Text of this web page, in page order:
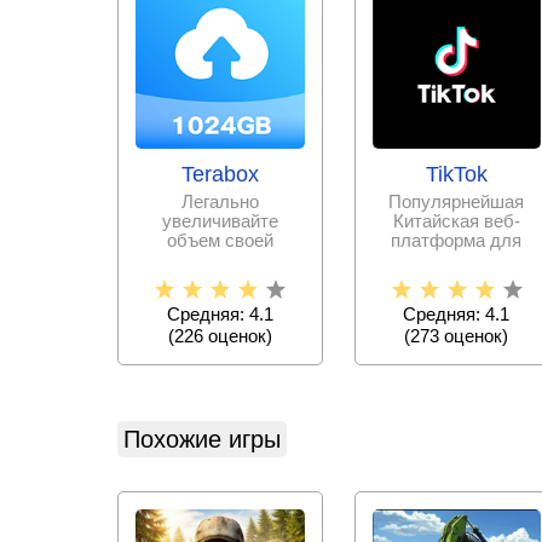
Terabox
Легально
увеличивайте
объем своей
всю необходимую
информацию и
Средняя: 4.1
(226оценок)
TikTok
Популярнейшая
Китайская веб-
платформа для
публикации
коротких
видеороликов
Средняя: 4.1
(273 оценок)
Похожие игры